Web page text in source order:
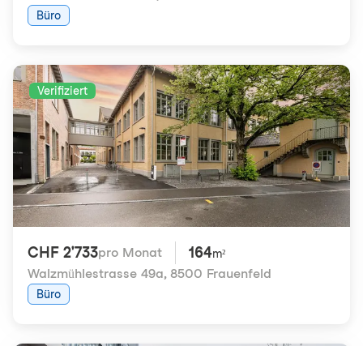
Büro
Verifiziert
CHF 2'733pro Monat 164m²
Walzmühlestrasse 49a, 8500 Frauenfeld
Büro